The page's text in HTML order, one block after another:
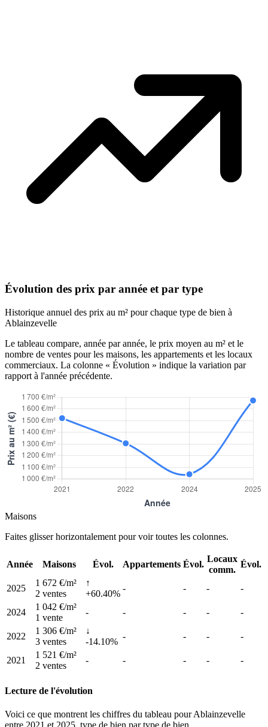
Évolution des prix par année et par type
Historique annuel des prix au m² pour chaque type de bien à
Ablainzevelle
Le tableau compare, année par année, le prix moyen au m² et le
nombre de ventes pour les maisons, les appartements et les locaux
commerciaux. La colonne « Évolution » indique la variation par
rapport à l'année précédente.
Maisons
Faites glisser horizontalement pour voir toutes les colonnes.
Année Maisons Évol. Appartements Évol.
Locaux
comm.
Évol.
2025
1 672 €/m²
2 ventes
↑
+60.40%
- - - -
2024
1 042 €/m²
1 vente
- - - - -
2022
1 306 €/m²
3 ventes
↓
-14.10%
- - - -
2021
1 521 €/m²
2 ventes
- - - - -
Lecture de l'évolution
Voici ce que montrent les chiffres du tableau pour Ablainzevelle